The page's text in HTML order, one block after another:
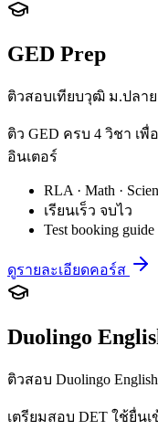
GED Prep
ติวสอบเทียบวุฒิ ม.ปลาย
ติว GED ครบ 4 วิชา เ
อินเตอร์
RLA · Math ·
เรียนเร็ว จบไว
Test booking guide
ดูรายละเอียดคอร์ส
Duolingo
ติวสอบ Duolingo English
เตรียมสอบ DET ใช้ยื่น